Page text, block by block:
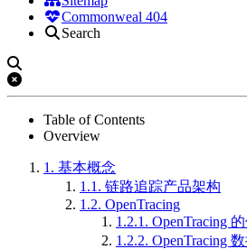
Commonweal 404
Search
Table of Contents
Overview
1. 基本概念
1.1. 链路追踪产品架构
1.2. OpenTracing
1.2.1. OpenTracing
1.2.2. OpenTracing